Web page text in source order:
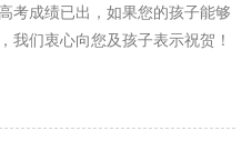
考成绩已出，如果您的孩子能够
我们衷心向您及孩子表示祝贺！